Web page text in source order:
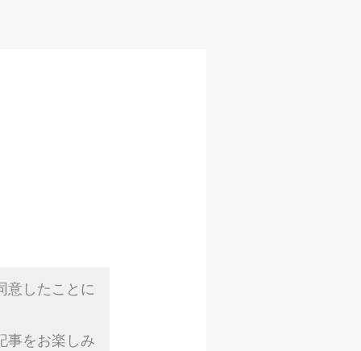
意したことに
事をお楽しみ